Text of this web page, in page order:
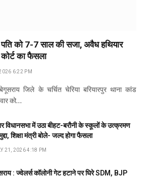
पति को 7-7 साल की सजा, अवैध हथियार
का फैसला
6:22 PM
जिले के चर्चित चेरिया बरियारपुर थाना कांड
को…
विधानसभा में उठा बीहट-बरौनी के स्कूलों के उत्क्रमण
शिक्षा मंत्री बोले- जल्द होगा फैसला
21, 2026 4:18 PM
: ज्वेलर्स कॉलोनी गेट हटाने पर घिरे SDM, BJP